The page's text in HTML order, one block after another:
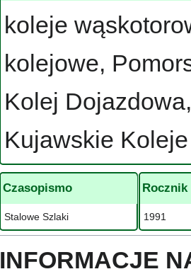
koleje
kolejowe,
Kolej
Kujawskie
Czasopismo
Stalowe Szlaki
Rocznik
1991
INFORMACJE